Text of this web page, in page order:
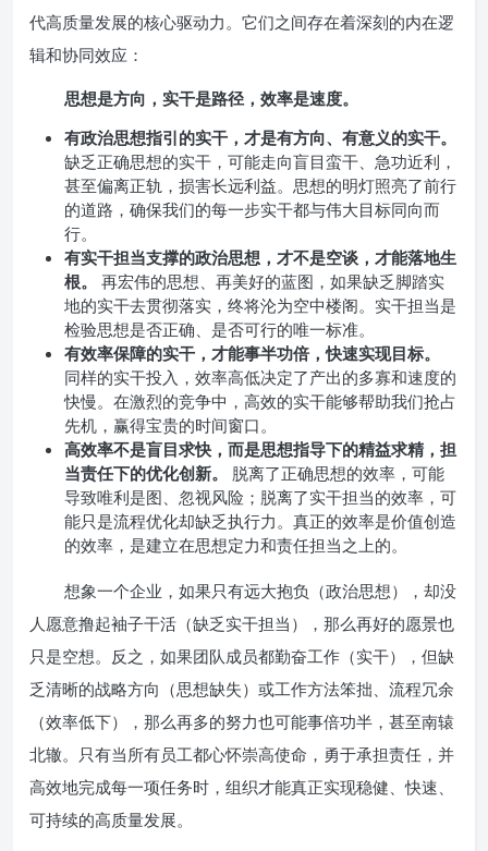
代高质量发展的核心驱动力。它们之间存在着深刻的内在逻
辑和协同效应：
思想是方向，实干是路径，效率是速度。
有政治思想指引的实干，才是有方向、有意义的实干。
缺乏正确思想的实干，可能走向盲目蛮干、急功近利，
甚至偏离正轨，损害长远利益。思想的明灯照亮了前行
的道路，确保我们的每一步实干都与伟大目标同向而
行。
有实干担当支撑的政治思想，才不是空谈，才能落地生
根。
再宏伟的思想、再美好的蓝图，如果缺乏脚踏实
地的实干去贯彻落实，终将沦为空中楼阁。实干担当是
检验思想是否正确、是否可行的唯一标准。
有效率保障的实干，才能事半功倍，快速实现目标。
同样的实干投入，效率高低决定了产出的多寡和速度的
快慢。在激烈的竞争中，高效的实干能够帮助我们抢占
先机，赢得宝贵的时间窗口。
高效率不是盲目求快，而是思想指导下的精益求精，担
当责任下的优化创新。
脱离了正确思想的效率，可能
导致唯利是图、忽视风险；脱离了实干担当的效率，可
能只是流程优化却缺乏执行力。真正的效率是价值创造
的效率，是建立在思想定力和责任担当之上的。
想象一个企业，如果只有远大抱负（政治思想），却没
人愿意撸起袖子干活（缺乏实干担当），那么再好的愿景也
只是空想。反之，如果团队成员都勤奋工作（实干），但缺
乏清晰的战略方向（思想缺失）或工作方法笨拙、流程冗余
（效率低下），那么再多的努力也可能事倍功半，甚至南辕
北辙。只有当所有员工都心怀崇高使命，勇于承担责任，并
高效地完成每一项任务时，组织才能真正实现稳健、快速、
可持续的高质量发展。